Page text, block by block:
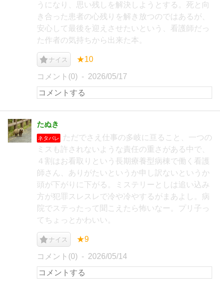
うになり、思い残しを解決しようとする。死と向
き合った患者の心残りを解き放つのではあるが、
安心して最後を迎えさせたいという、看護師だっ
た作者の気持ちから出来た本。
ナイス ★10
コメント(0) 2026/05/17
たぬき
ネタバレ
ただでさえ仕事の多岐に亘ること、一つの
ミスも許されないような責任の重さがある中で、
４割はお看取りという長期療養型病棟で働く看護
師さん、ありがたいというか申し訳ないというか
頭が下がりに下がる。ミステリーとしは追い込み
方が犯罪スレスレで冷や冷やするがまあよし。病
院でステったって聞こえたら怖いなー。プリ子っ
てちょっとかわいい。
ナイス ★9
コメント(0) 2026/05/14